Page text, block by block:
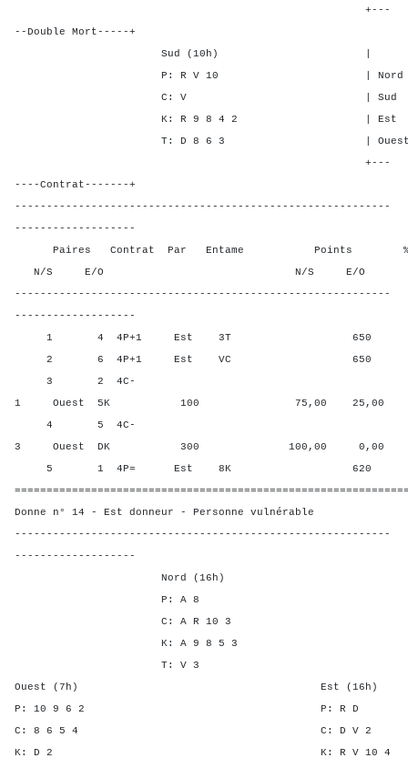
+---
--Double Mort-----+
Sud (10h) | SA P
P: R V 10 | Nord - -
C: V | Sud - - -
K: R 9 8 4 2 | Est 2 5
T: D 8 6 3 | Ouest 2 4
+---
----Contrat-------+
-----------------------------------------------------------
-------------------
Paires Contrat Par Entame Points %
N/S E/O N/S E/O N/
-----------------------------------------------------------
-------------------
1 4 4P+1 Est 3T 650
2 6 4P+1 Est VC 650
3 2 4C-
1 Ouest 5K 100 75,00 25,00
4 5 4C-
3 Ouest DK 300 100,00 0,00
5 1 4P= Est 8K 620
Donne n° 14 - Est donneur - Personne vulnérable
-----------------------------------------------------------
-------------------
Nord (16h)
P: A 8
C: A R 10 3
K: A 9 8 5 3
T: V 3
Ouest (7h) Est (16h)
P: 10 9 6 2 P:
C: 8 6 5 4 C: D
K: D 2 K: R V